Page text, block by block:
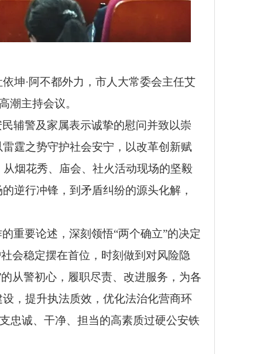
坤·阿不都外力，市人大常委会主任艾
潮主持会议。
辅警及家属表示诚挚的慰问并致以崇
霆之势守护社会安宁，以改革创新赋
烟花秀、庙会、社火活动现场的坚毅
逆行冲锋，到矛盾纠纷的源头化解，
重要论述，深刻领悟“两个确立”的决定
会稳定摆在首位，时刻做到对风险隐
从警初心，履职尽责、改进服务，为各
，提升执法质效，优化法治化营商环
忠诚、干净、担当的高素质过硬公安铁